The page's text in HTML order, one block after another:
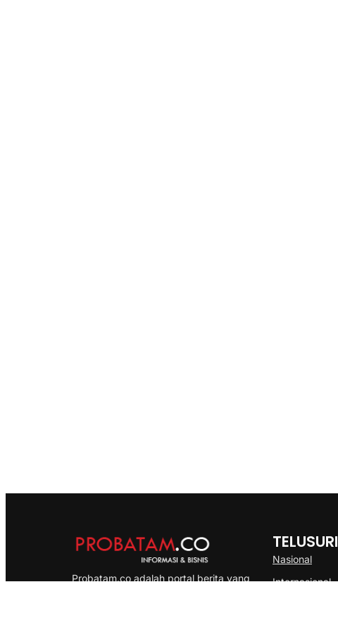
Probatam.co adalah portal berita yang
TELUSURI
Nasional
Internasional